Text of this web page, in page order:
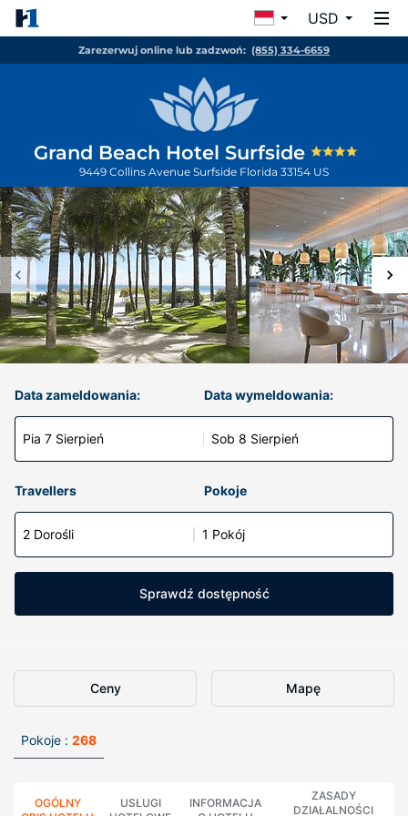
USD
Zarezerwuj online lub zadzwoń: (855) 334-6659
Grand Beach Hotel Surfside
9449 Collins Avenue Surfside Florida 33154 US
Data zameldowania:
Pia 7 Sierpień
Data wymeldowania:
Sob 8 Sierpień
Travellers Pokoje
2 Dorośli 1 Pokój
Sprawdź dostępność
Ceny Mapę
Pokoje : 268
OGÓLNY
USŁUGI
INFORMACJA
ZASADY
DZIAŁALNOŚCI